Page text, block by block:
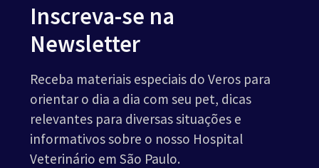
Inscreva-se na
Newsletter
Receba materiais especiais do Veros para
orientar o dia a dia com seu pet, dicas
relevantes para diversas situações e
informativos sobre o nosso Hospital
Veterinário em São Paulo.